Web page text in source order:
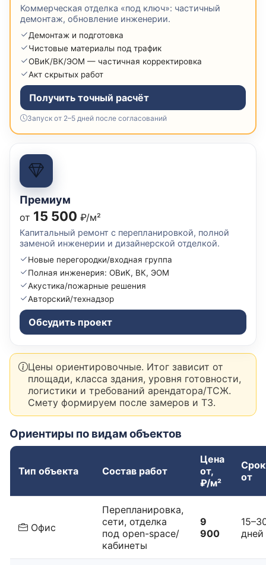
Коммерческая отделка «под ключ»: частичный
демонтаж, обновление инженерии.
Демонтаж и подготовка
Чистовые материалы под трафик
ОВиК/ВК/ЭОМ — частичная корректировка
Акт скрытых работ
Получить точный расчёт
Запуск от 2–5 дней после согласований
Премиум
от 15 500 ₽/м²
Капитальный ремонт с перепланировкой, полной
заменой инженерии и дизайнерской отделкой.
Новые перегородки/входная группа
Полная инженерия: ОВиК, ВК, ЭОМ
Акустика/пожарные решения
Авторский/технадзор
Обсудить проект
Цены ориентировочные. Итог зависит от
площади, класса здания, уровня готовности,
логистики и требований арендатора/ТСЖ.
Смету формируем после замеров и ТЗ.
Ориентиры по видам объектов
Тип объекта Состав работ
Цена
от,
₽/м²
от
Офис
Перепланировка,
сети, отделка
под open-space/
кабинеты
9
900
дней